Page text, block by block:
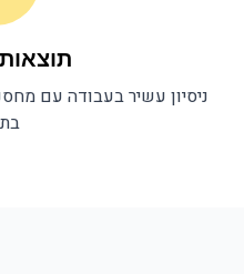
ניסיון עשיר בעבודה עם